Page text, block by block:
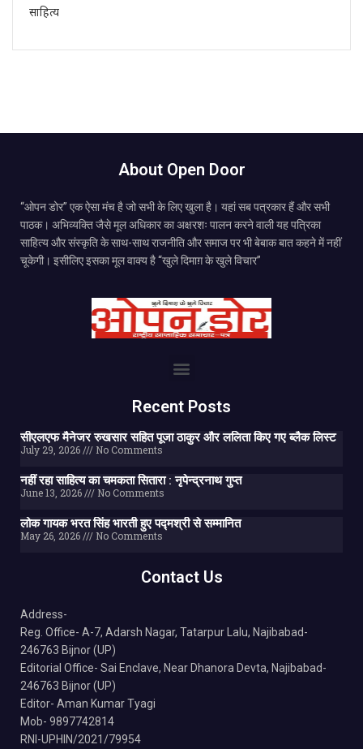
साहित्य
About Open Door
“ओपन डोर” एक ऐसा मंच है जो सभी के लिए खुला है। यहां सब पत्रकार हैं और सभी
पाठक। अभिव्यक्ति जैसे मूल अधिकार का अक्षरशः पालन करने वाली यह पत्रिका
साहित्य और संस्कृति के साथ-साथ राजनीति और समाज पर भी बेबाक बात कहने में नहीं
चूकेगी। इसीलिए इसका मूल वाक्य है “खुले दिमाग़ के खुले विचार”
Recent Posts
सीएलएफ मैनेजर रुखसार सहित पूजा ठाकुर और ललिता किए गए ब्लैक लिस्ट
July 29, 2026 No Comments
नहीं रहा साहित्य का चमकता सितारा : नृपेन्द्रनाथ गुप्त
June 13, 2026 No Comments
लोक गायक भरत सिंह भारती हुए पद्मश्री से सम्मानित
May 26, 2026 No Comments
Contact Us
Address-
Reg. Office- A-7, Adarsh Nagar, Tatarpur Lalu, Najibabad-
246763 Bijnor (UP)
Editorial Office- Sai Enclave, Near Dhanora Devta, Najibabad-
246763 Bijnor (UP)
Editor- Aman Kumar Tyagi
Mob- 9897742814
RNI-UPHIN/2021/79954